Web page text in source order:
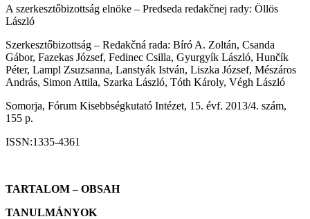
A szerkesztőbizottság elnöke – Predseda redakčnej rady: Öllös
László
Szerkesztőbizottság – Redakčná rada: Bíró A. Zoltán, Csanda
Gábor, Fazekas József, Fedinec Csilla, Gyurgyík László, Hunčík
Péter, Lampl Zsuzsanna, Lanstyák István, Liszka József, Mészáros
András, Simon Attila, Szarka László, Tóth Károly, Végh László
Somorja, Fórum Kisebbségkutató Intézet, 15. évf. 2013/4. szám,
155 p.
ISSN:1335-4361
TARTALOM – OBSAH
TANULMÁNYOK